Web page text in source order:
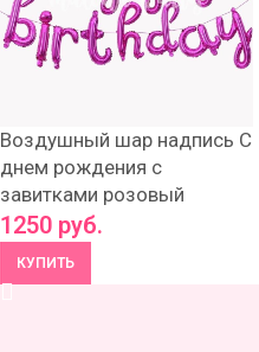
Воздушный шар надпись С
днем рождения с
завитками розовый
1250 руб.
КУПИТЬ